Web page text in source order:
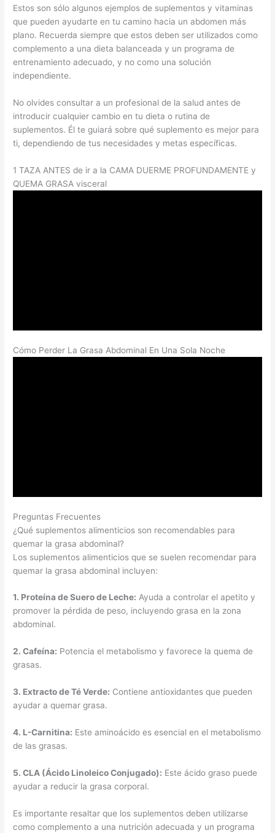
Estos son sólo algunos ejemplos de suplementos y vitaminas
que pueden ayudarte en tu camino hacia un abdomen más
plano. Recuerda siempre que estos deben ser utilizados como
complemento a una dieta balanceada y un programa de
entrenamiento adecuado, y no como una solución
independiente.
No olvides consultar a un profesional de la salud antes de
introducir cualquier cambio en tu dieta o rutina de
suplementos. Él te guiará sobre qué suplemento es mejor para
ti, dependiendo de tus necesidades y metas específicas.
1 TAZA ANTES de ir a la CAMA DUERME PROFUNDAMENTE y
QUEMA GRASA visceral
Cómo Perder La Grasa Abdominal En Una Sola Noche
Preguntas Frecuentes
¿Qué suplementos alimenticios son recomendables para
quemar la grasa abdominal?
Los suplementos alimenticios que se suelen recomendar para
quemar la grasa abdominal incluyen:
1. Proteína de Suero de Leche: Ayuda a controlar el apetito y
promover la pérdida de peso, incluyendo grasa en la zona
abdominal.
2.Cafeína: Potencia el metabolismo y favorece la quema de
grasas.
3. Extracto de Té Verde: Contiene antioxidantes que pueden
ayudar a quemar grasa.
4. L-Carnitina: Este aminoácido es esencial en el metabolismo
de las grasas.
5.CLA (Ácido Linoleico Conjugado): Este ácido graso puede
ayudar a reducir la grasa corporal.
Es importante resaltar que los suplementos deben utilizarse
como complemento a una nutrición adecuada y un programa